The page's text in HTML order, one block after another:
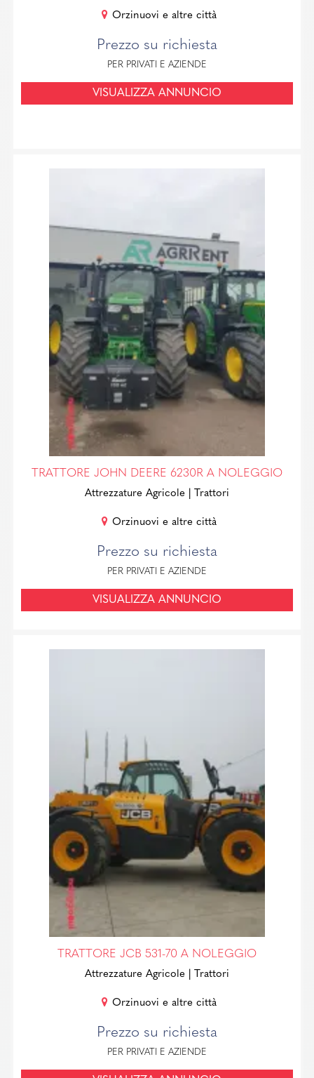
Orzinuovi e altre città
Prezzo su richiesta
PER PRIVATI E AZIENDE
VISUALIZZA ANNUNCIO
TRATTORE JOHN DEERE 6230R A NOLEGGIO
Attrezzature Agricole | Trattori
Orzinuovi e altre città
Prezzo su richiesta
PER PRIVATI E AZIENDE
VISUALIZZA ANNUNCIO
TRATTORE JCB 531-70 A NOLEGGIO
Attrezzature Agricole | Trattori
Orzinuovi e altre città
Prezzo su richiesta
PER PRIVATI E AZIENDE